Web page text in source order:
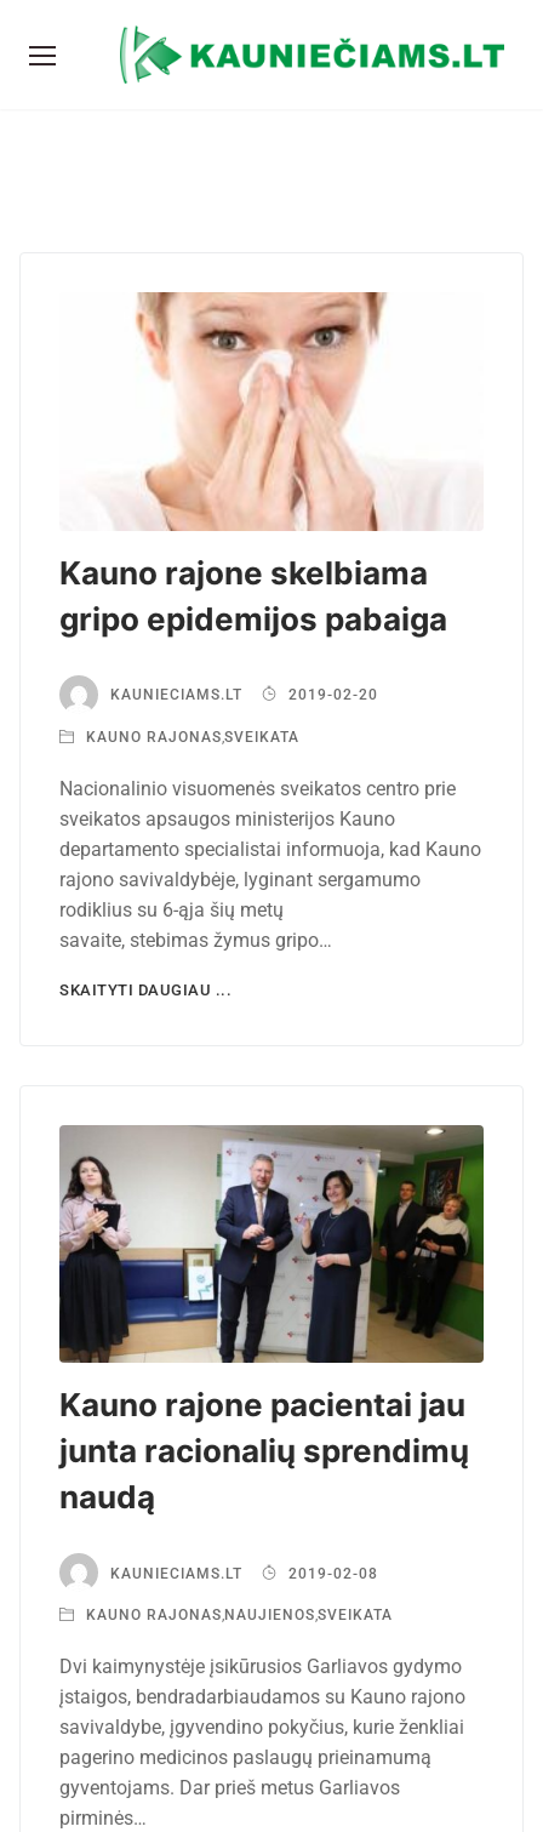
Kauno rajone skelbiama
gripo epidemijos pabaiga
KAUNIECIAMS.LT 2019-02-20
KAUNO RAJONAS SVEIKATA
Nacionalinio visuomenės sveikatos centro prie
sveikatos apsaugos ministerijos Kauno
departamento specialistai informuoja, kad Kauno
rajono savivaldybėje, lyginant sergamumo
rodiklius su 6-ąja šių metų
savaite, stebimas žymus gripo…
SKAITYTI DAUGIAU ...
Kauno rajone pacientai jau
junta racionalių sprendimų
naudą
KAUNIECIAMS.LT 2019-02-08
KAUNO RAJONAS,NAUJIENOS,SVEIKATA
Dvi kaimynystėje įsikūrusios Garliavos gydymo
įstaigos, bendradarbiaudamos su Kauno rajono
savivaldybe, įgyvendino pokyčius, kurie ženkliai
pagerino medicinos paslaugų prieinamumą
gyventojams. Dar prieš metus Garliavos
pirminės…